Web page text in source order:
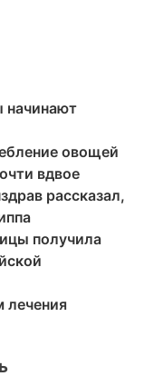
начинают
овощей
вдвое
рассказал,
получила
лечения